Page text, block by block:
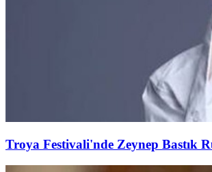
Troya Festivali'nde Zeynep Bastık